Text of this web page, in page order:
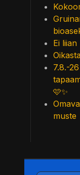
Ei
7.8.-
🩷✨
muste